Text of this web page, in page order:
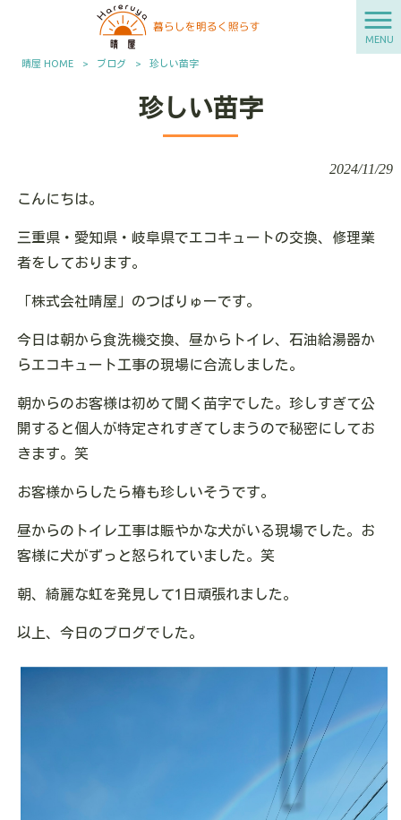
MENU
晴屋 HOME > ブログ > 珍しい苗字
珍しい苗字
2024/11/29
こんにちは。
三重県・愛知県・岐阜県でエコキュートの交換、修理業
者をしております。
「株式会社晴屋」のつばりゅーです。
今日は朝から食洗機交換、昼からトイレ、石油給湯器か
らエコキュート工事の現場に合流しました。
朝からのお客様は初めて聞く苗字でした。珍しすぎて公
開すると個人が特定されすぎてしまうので秘密にしてお
きます。笑
お客様からしたら椿も珍しいそうです。
昼からのトイレ工事は賑やかな犬がいる現場でした。お
客様に犬がずっと怒られていました。笑
朝、綺麗な虹を発見して1日頑張れました。
以上、今日のブログでした。